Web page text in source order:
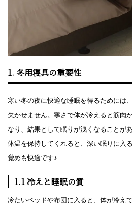
1. 冬用寝具の重要性
寒い冬の夜に快適な睡眠を得るためには
欠かせません。寒さで体が冷えると筋肉
なり、結果として眠りが浅くなることが
体温を保持してくれると、深い眠りに入
覚めも快適です♪
1.1 冷えと睡眠の質
冷たいベッドや布団に入ると、体が冷え